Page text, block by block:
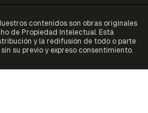
contenidos son obras originales
de Propiedad Intelectual. Está
y la redifusión de todo o parte
su previo y expreso consentimiento.